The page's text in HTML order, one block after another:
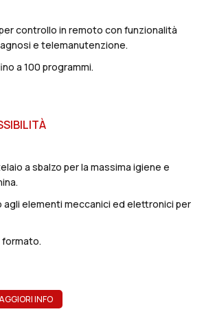
controllo in remoto con funzionalità
e telemanutenzione.
a 100 programmi.
a sbalzo per la massima igiene e
agli elementi meccanici ed elettronici per
formato.
INFO